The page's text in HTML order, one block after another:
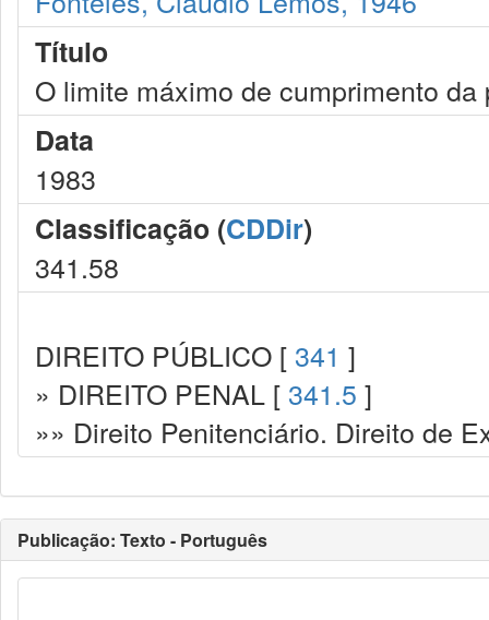
Título
O limite máximo de cumprimento da
Data
1983
Classificação (CDDir)
341.58
DIREITO PÚBLICO [ 341 ]
» DIREITO PENAL [ 341.5 ]
»» Direito Penitenciário. Direito de
Publicação: Texto - Português